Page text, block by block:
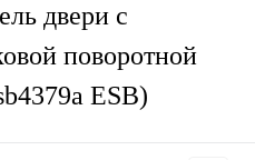
двери с
поворотной
ESB)